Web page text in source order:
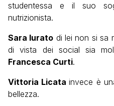
studentessa e il suo
nutrizionista.
Sara Iurato di lei non si sa
di vista dei social sia
Francesca Curti.
Vittoria Licatainvece è
bellezza.